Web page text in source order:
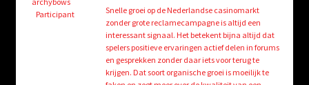
Login/Create Account
Participant
Snelle groei op de Nederlandse casinomarkt
zonder grote reclamecampagne is altijd een
interessant signaal. Het betekent bijna altijd dat
spelers positieve ervaringen actief delen in forums
en gesprekken zonder daar iets voor terug te
krijgen. Dat soort organische groei is moeilijk te